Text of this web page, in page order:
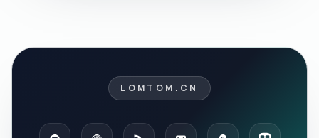
LOMTOM.CN